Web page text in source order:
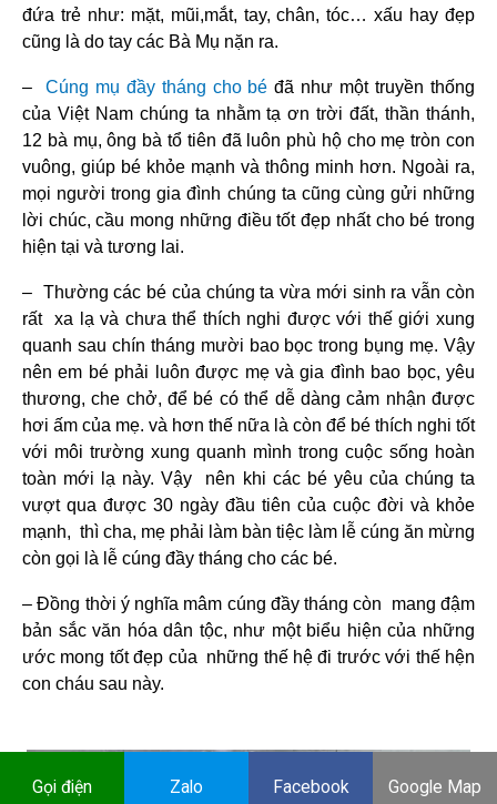
đứa trẻ như: mặt, mũi,mắt, tay, chân, tóc… xấu hay đẹp
cũng là do tay các Bà Mụ nặn ra.
– Cúng mụ đầy tháng cho bé đã như một truyền thống
của Việt Nam chúng ta nhằm tạ ơn trời đất, thần thánh,
12 bà mụ, ông bà tổ tiên đã luôn phù hộ cho mẹ tròn con
vuông, giúp bé khỏe mạnh và thông minh hơn. Ngoài ra,
mọi người trong gia đình chúng ta cũng cùng gửi những
lời chúc, cầu mong những điều tốt đẹp nhất cho bé trong
hiện tại và tương lai.
– Thường các bé của chúng ta vừa mới sinh ra vẫn còn
rất xa lạ và chưa thể thích nghi được với thế giới xung
quanh sau chín tháng mười bao bọc trong bụng mẹ. Vậy
nên em bé phải luôn được mẹ và gia đình bao bọc, yêu
thương, che chở, để bé có thể dễ dàng cảm nhận được
hơi ấm của mẹ. và hơn thế nữa là còn để bé thích nghi tốt
với môi trường xung quanh mình trong cuộc sống hoàn
toàn mới lạ này. Vậy nên khi các bé yêu của chúng ta
vượt qua được 30 ngày đầu tiên của cuộc đời và khỏe
mạnh, thì cha, mẹ phải làm bàn tiệc làm lễ cúng ăn mừng
còn gọi là lễ cúng đầy tháng cho các bé.
– Đồng thời ý nghĩa mâm cúng đầy tháng còn mang đậm
bản sắc văn hóa dân tộc, như một biểu hiện của những
ước mong tốt đẹp của những thế hệ đi trước với thế hện
con cháu sau này.
Gọi điện Zalo Facebook Google Map